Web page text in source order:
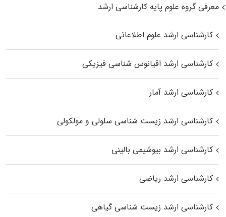
معرفی گروه علوم پایه کارشناسی ارشد
کارشناسی ارشد علوم اطلاعاتی
کارشناسی ارشد اقیانوس‌ شناسی فیزیکی
کارشناسی ارشد آمار
کارشناسی ارشد زیست شناسی سلولی و مولکولی
کارشناسی ارشد بیوشیمی بالینی
کارشناسی ارشد ریاضی
کارشناسی ارشد زیست‌ شناسی گیاهی